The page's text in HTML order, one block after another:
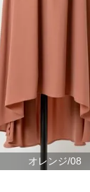
オレンジ/08